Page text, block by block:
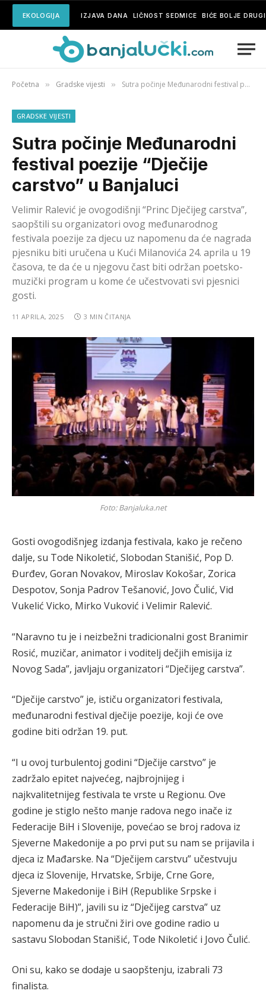
EKOLOGIJA IZJAVA DANA LIČNOST SEDMICE BIĆE BOLJE
Početna » Gradske vijesti » Sutra počinje Međunarodni festival poezije “Dječije carstvo” u Banjaluci
GRADSKE VIJESTI
Sutra počinje Međunarodni
festival poezije “Dječije
carstvo” u Banjaluci
Velimir Ralević je ovogodišnji “Princ Dječijeg carstva”,
saopštili su organizatori ovog međunarodnog
festivala poezije za djecu uz napomenu da će nagrada
pjesniku biti uručena u Kući Milanovića 24. aprila u 19
časova, te da će u njegovu čast biti održan poetsko-
muzički program u kome će učestvovati svi pjesnici
gosti.
11 APRILA, 2025 3 MIN ČITANJA
Foto: Banjaluka.net
Gosti ovogodišnjeg izdanja festivala, kako je rečeno
dalje, su Tode Nikoletić, Slobodan Stanišić, Pop D.
Đurđev, Goran Novakov, Miroslav Kokošar, Zorica
Despotov, Sonja Padrov Tešanović, Jovo Čulić, Vid
Vukelić Vicko, Mirko Vuković i Velimir Ralević.
“Naravno tu je i neizbežni tradicionalni gost Branimir
Rosić, muzičar, animator i voditelj dečjih emisija iz
Novog Sada”, javljaju organizatori “Dječijeg carstva”.
“Dječije carstvo” je, ističu organizatori festivala,
međunarodni festival dječije poezije, koji će ove
godine biti održan 19. put.
“I u ovoj turbulentoj godini “Dječije carstvo” je
zadržalo epitet najvećeg, najbrojnijeg i
najkvalitetnijeg festivala te vrste u Regionu. Ove
godine je stiglo nešto manje radova nego inače iz
Federacije BiH i Slovenije, povećao se broj radova iz
Sjeverne Makedonije a po prvi put su nam se prijavila i
djeca iz Mađarske. Na “Dječijem carstvu” učestvuju
djeca iz Slovenije, Hrvatske, Srbije, Crne Gore,
Sjeverne Makedonije i BiH (Republike Srpske i
Federacije BiH)”, javili su iz “Dječijeg carstva” uz
napomenu da je stručni žiri ove godine radio u
sastavu Slobodan Stanišić, Tode Nikoletić i Jovo Čulić.
Oni su, kako se dodaje u saopštenju, izabrali 73
finalista.